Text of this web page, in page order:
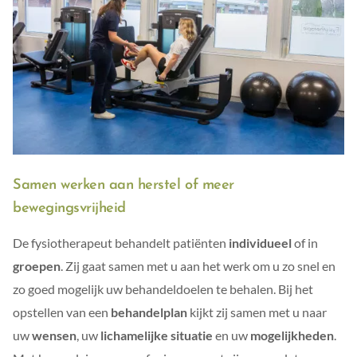
Samen werken aan herstel of meer
bewegingsvrijheid
De fysiotherapeut behandelt patiënten individueelof in
groepen. Zij gaat samen met u aan het werk om u zo snel en
zo goed mogelijk uw behandeldoelen te behalen. Bij het
opstellen van een behandelplan kijkt zij samen met u naar
uwwensen, uw lichamelijke situatie en uw mogelijkheden.